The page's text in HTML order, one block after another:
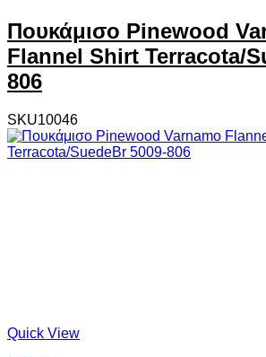
Πουκάμισο Pinewood
Flannel Shirt Terracota/
806
SKU10046
Quick View